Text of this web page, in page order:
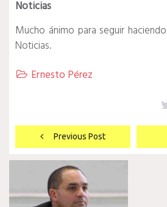
Noticias
Mucho ánimo para seguir
Noticias.
 Ernesto Pérez
Navegación
de
entradas
Previous Post